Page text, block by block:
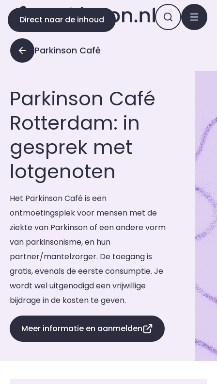
Direct naar de inhoud
Parkinson Café
Parkinson Café
Rotterdam: in
gesprek met
lotgenoten
Het Parkinson Café is een
ontmoetingsplek voor mensen met de
ziekte van Parkinson of een andere vorm
van parkinsonisme, en hun
partner/mantelzorger. De toegang is
gratis, evenals de eerste consumptie. Je
wordt wel uitgenodigd een vrijwillige
bijdrage in de kosten te geven.
Meer informatie en aanmelden